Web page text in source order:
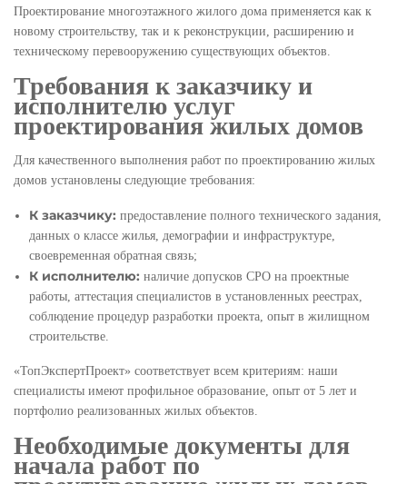
Проектирование многоэтажного жилого дома применяется как к
новому строительству, так и к реконструкции, расширению и
техническому перевооружению существующих объектов.
Требования к заказчику и
исполнителю услуг
проектирования жилых домов
Для качественного выполнения работ по проектированию жилых
домов установлены следующие требования:
К заказчику: предоставление полного технического задания,
данных о классе жилья, демографии и инфраструктуре,
своевременная обратная связь;
К исполнителю: наличие допусков СРО на проектные
работы, аттестация специалистов в установленных реестрах,
соблюдение процедур разработки проекта, опыт в жилищном
строительстве.
«ТопЭкспертПроект» соответствует всем критериям: наши
специалисты имеют профильное образование, опыт от 5 лет и
портфолио реализованных жилых объектов.
Необходимые документы для
начала работ по